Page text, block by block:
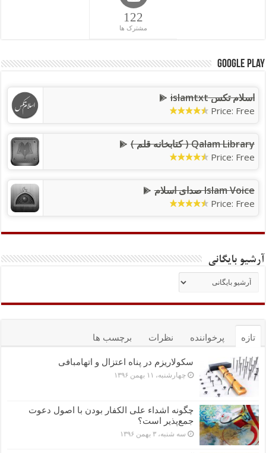
122
مشترک ها
Google Play
اسلام تکس islamtxt
Price: Free
Qalam Library ( کتابخانه قلم )
Price: Free
Islam Voice صدای اسلام
Price: Free
آرشیو بایگانی
تازه پرخواننده نظرات برچسب ها
سکولاریزم در پناه اعتزال و اتهام‎بافی
چهارشنبه، ۱۱ بهمن ۱۳۹۶
چگونه اشداء علی الکفار بودن با اصول دعوت
جمع‌پذیر است؟
سه شنبه، ۳ بهمن ۱۳۹۶